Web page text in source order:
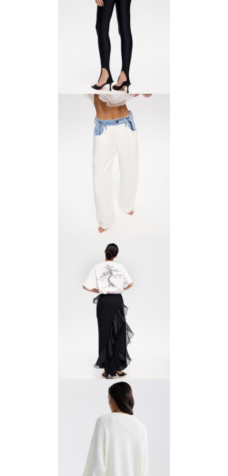
Легинсы
3500 ₽
5000 ₽
Джинсы с контрастным
поясом
9800 ₽
14 000 ₽
Юбка с воланами и
бахромой
10 500 ₽
15 000 ₽